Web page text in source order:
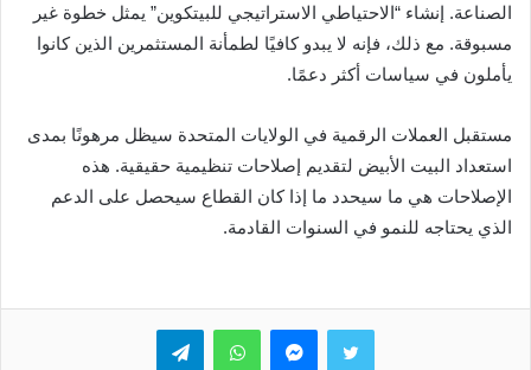
الصناعة. إنشاء “الاحتياطي الاستراتيجي للبيتكوين” يمثل خطوة غير
مسبوقة. مع ذلك، فإنه لا يبدو كافيًا لطمأنة المستثمرين الذين كانوا
يأملون في سياسات أكثر دعمًا.
مستقبل العملات الرقمية في الولايات المتحدة سيظل مرهونًا بمدى
استعداد البيت الأبيض لتقديم إصلاحات تنظيمية حقيقية. هذه
الإصلاحات هي ما سيحدد ما إذا كان القطاع سيحصل على الدعم
الذي يحتاجه للنمو في السنوات القادمة.
تويتر ماسنجرواتساب تيلقرام